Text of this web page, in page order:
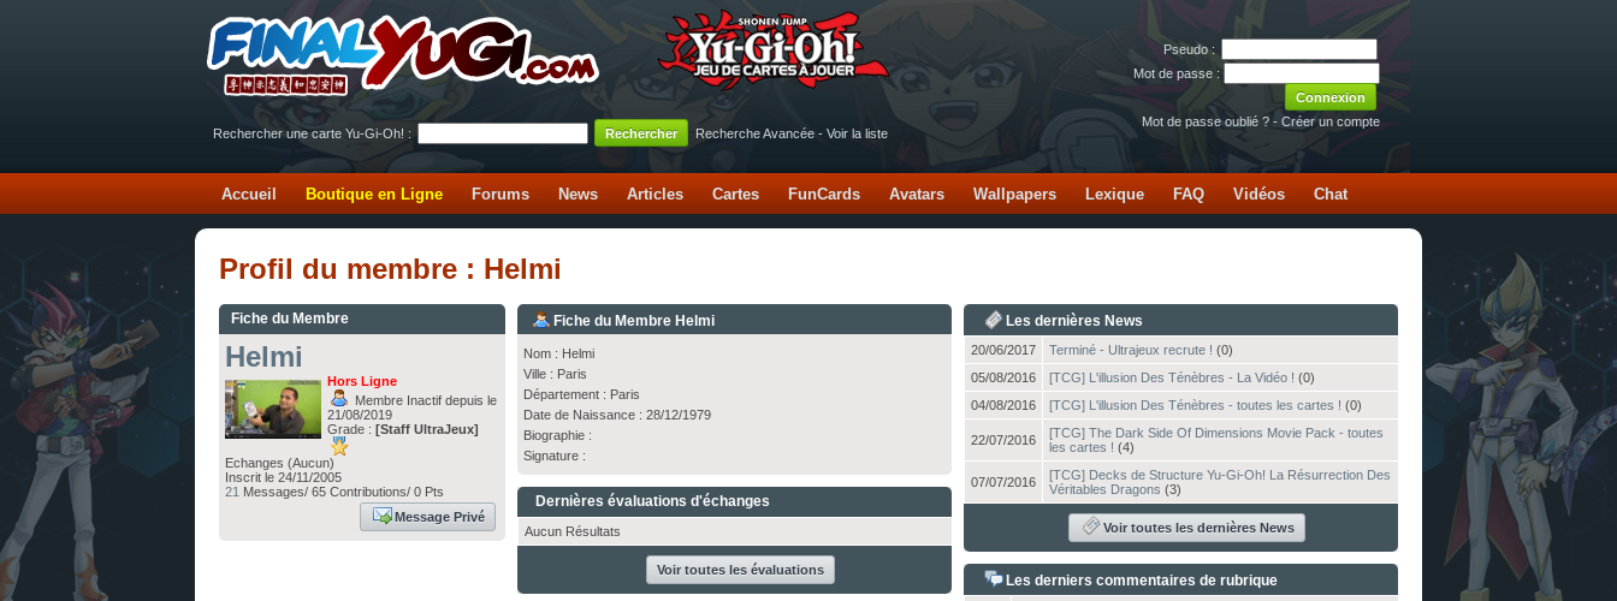
Pseudo :
Mot de passe :
Mot de passe oublié ? - Créer un compte
Rechercher une carte Yu-Gi-Oh! :
Recherche Avancée - Voir la liste
Accueil Boutique en Ligne Forums News Articles Cartes FunCards Avatars Wallpapers Lexique FAQ Vidéos Chat
Profil du membre : Helmi
Fiche du Membre
Helmi
Hors Ligne
Membre Inactif depuis le
21/08/2019
Grade : [Staff UltraJeux]
Echanges (Aucun)
Inscrit le 24/11/2005
21 Messages/ 65 Contributions/ 0 Pts
Message Privé
Fiche du Membre Helmi
Nom : Helmi
Ville : Paris
Département : Paris
Date de Naissance : 28/12/1979
Biographie :
Signature :
Dernières évaluations d'échanges
Aucun Résultats
Voir toutes les évaluations
Les dernières News
20/06/2017 Terminé - Ultrajeux recrute ! (0)
05/08/2016
[TCG] L'illusion Des Ténèbres - La Vidéo ! (0)
04/08/2016
[TCG] L'illusion Des Ténèbres - toutes les cartes ! (0)
22/07/2016
[TCG] The Dark Side Of Dimensions Movie Pack - toutes
les cartes ! (4)
07/07/2016
[TCG] Decks de Structure Yu-Gi-Oh! La Résurrection Des
Véritables Dragons (3)
Voir toutes les dernières News
Les derniers commentaires de rubrique